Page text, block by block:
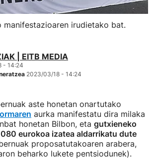
manifestazioaren irudietako bat.
| EITB MEDIA
- 14:24
2023/03/18 - 14:24
aste honetan onartutako
aurka manifestatu dira milaka
honetan Bilbon, eta gutxieneko
eurokoa izatea aldarrikatu dute
proposatutakoaren arabera,
beharko lukete pentsiodunek).